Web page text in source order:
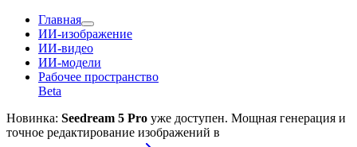
Главная
ИИ-изображение
ИИ-видео
ИИ-модели
Рабочее пространство
Beta
Новинка: Seedream 5 Pro уже доступен. Мощная генерация и
точное редактирование изображений в